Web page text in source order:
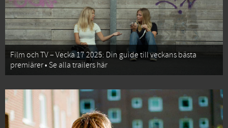
Film och TV – Vecka 17 2025: Din guide till veckans bästa
premiärer • Se alla trailers här